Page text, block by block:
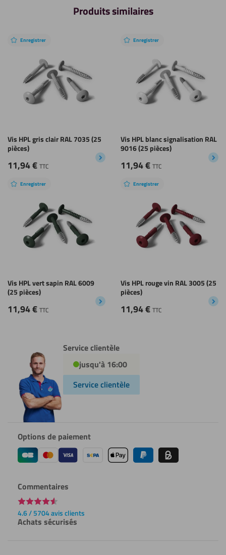
Produits similaires
Enregistrer
Vis HPL gris clair RAL 7035 (25
pièces)
11,94€ TTC
Enregistrer
Vis HPL blanc signalisation RAL
9016 (25 pièces)
11,94€ TTC
Enregistrer
Vis HPL vert sapin RAL 6009
(25 pièces)
11,94€ TTC
Enregistrer
Vis HPL rouge vin RAL 3005 (25
pièces)
11,94€ TTC
Service clientèle
jusqu'à 16:00
Service clientèle
Options de paiement
Commentaires
4.6 / 5704 avis clients
Achats sécurisés